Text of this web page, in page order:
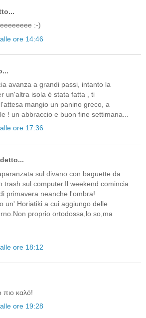
:-)
ore 14:46
avanza a grandi passi, intanto la
un'altra isola è stata fatta , ti
mangio un panino greco, a
! un abbraccio e buon fine settimana...
ore 17:36
sul divano con baguette da
trash sul computer.Il weekend comincia
primavera neanche l'ombra!
un' Horiatiki a cui aggiungo delle
proprio ortodossa,lo so,ma
ore 18:12
πιο καλό!
ore 19:28